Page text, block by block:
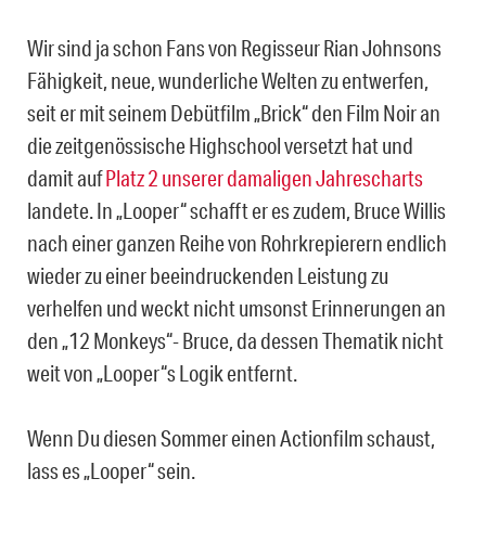
Wir sind ja schon Fans von Regisseur Rian Johnsons
Fähigkeit, neue, wunderliche Welten zu entwerfen,
seit er mit seinem Debütfilm „Brick“ den Film Noir an
die zeitgenössische Highschool versetzt hat und
damit aufPlatz 2 unserer damaligen Jahrescharts
landete. In „Looper“ schafft er es zudem, Bruce Willis
nach einer ganzen Reihe von Rohrkrepierern endlich
wieder zu einer beeindruckenden Leistung zu
verhelfen und weckt nicht umsonst Erinnerungen an
den „12 Monkeys“- Bruce, da dessen Thematik nicht
weit von „Looper“s Logik entfernt.
Wenn Du diesen Sommer einen Actionfilm schaust,
lass es „Looper“ sein.